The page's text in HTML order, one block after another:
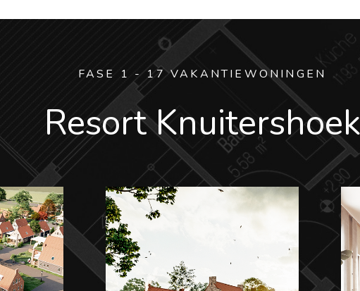
FASE 1 - 17 VAKANTIEWONINGEN
Resort Knuitershoek